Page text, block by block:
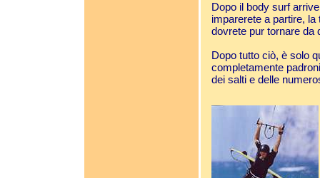
Dopo il body surf
imparerete a partire,
dovrete pur tornare da
Dopo tutto ciò, è solo
completamente
dei salti e delle